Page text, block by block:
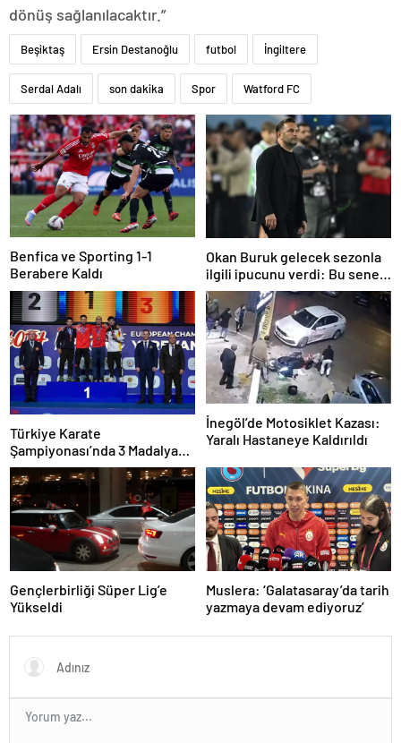
dönüş sağlanılacaktır.”
Beşiktaş Ersin Destanoğlu futbol İngiltere
Serdal Adalı son dakika Spor Watford FC
Benfica ve Sporting 1-1
Berabere Kaldı
Okan Buruk gelecek sezonla
ilgili ipucunu verdi: Bu sene
3, seneye de 4
Türkiye Karate
Şampiyonası’nda 3 Madalya
Kazandı
İnegöl’de Motosiklet Kazası:
Yaralı Hastaneye Kaldırıldı
Gençlerbirliği Süper Lig’e
Yükseldi
Muslera: ‘Galatasaray’da tarih
yazmaya devam ediyoruz’